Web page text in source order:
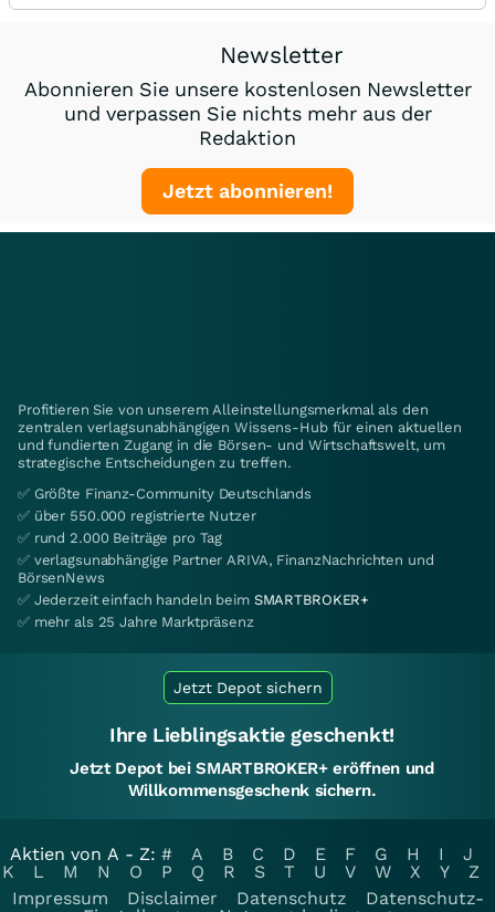
Newsletter
Abonnieren Sie unsere kostenlosen Newsletter
und verpassen Sie nichts mehr aus der
Redaktion
Jetzt abonnieren!
Profitieren Sie von unserem Alleinstellungsmerkmal als den
zentralen verlagsunabhängigen Wissens-Hub für einen aktuellen
und fundierten Zugang in die Börsen- und Wirtschaftswelt, um
strategische Entscheidungen zu treffen.
✅ Größte Finanz-Community Deutschlands
✅ über 550.000 registrierte Nutzer
✅ rund 2.000 Beiträge pro Tag
✅ verlagsunabhängige Partner ARIVA, FinanzNachrichten und
BörsenNews
✅ Jederzeit einfach handeln beim SMARTBROKER+
✅ mehr als 25 Jahre Marktpräsenz
Jetzt Depot sichern
Ihre Lieblingsaktie geschenkt!
Jetzt Depot bei SMARTBROKER+ eröffnen und
Willkommensgeschenk sichern.
Aktien von A - Z: # A B C D E F G H I
J
K
L M N O P Q R S T U V W X Y
Z
Impressum
Disclaimer Datenschutz
Datenschutz-